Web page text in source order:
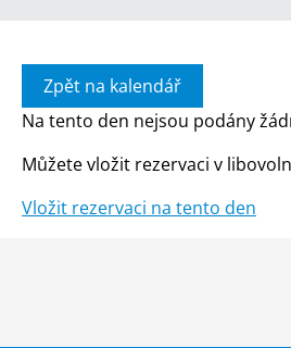
Zpět na kalendář
Na tento den nejsou podány
Můžete vložit rezervaci v
Vložit rezervaci na tento den